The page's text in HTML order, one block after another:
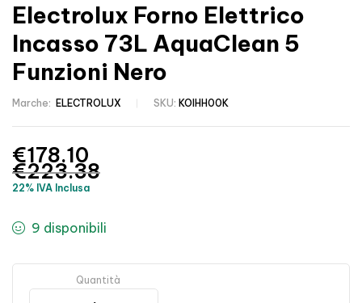
Electrolux Forno Elettrico
Incasso 73L AquaClean 5
Funzioni Nero
Marche: ELECTROLUX SKU: KOIHH00K
€223.38
€178.10
22% IVA Inclusa
9 disponibili
Quantità